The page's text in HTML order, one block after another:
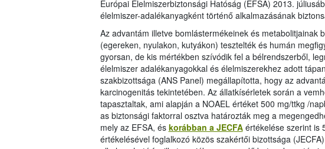
Európai Élelmiszerbiztonsági Hatóság (EFSA) 2013.
élelmiszer-adalékanyagként történő alkalmazásának
Az advantám illetve bomlástermékeinek és metabolitjainak
(egereken, nyulakon, kutyákon) tesztelték és humán
gyorsan, de kis mértékben szívódik fel a bélrendszerből,
élelmiszer adalékanyagokkal és élelmiszerekhez adott
szakbizottsága (ANS Panel) megállapította, hogy az
karcinogenitás tekintetében. Az állatkísérletek során a
tapasztaltak, ami alapján a NOAEL értéket 500 mg/ttkg /
as biztonsági faktorral osztva határozták meg a
mely az EFSA, és korábban a JECFAértékelése szerint is
értékelésével foglalkozó közös szakértői bizottsága